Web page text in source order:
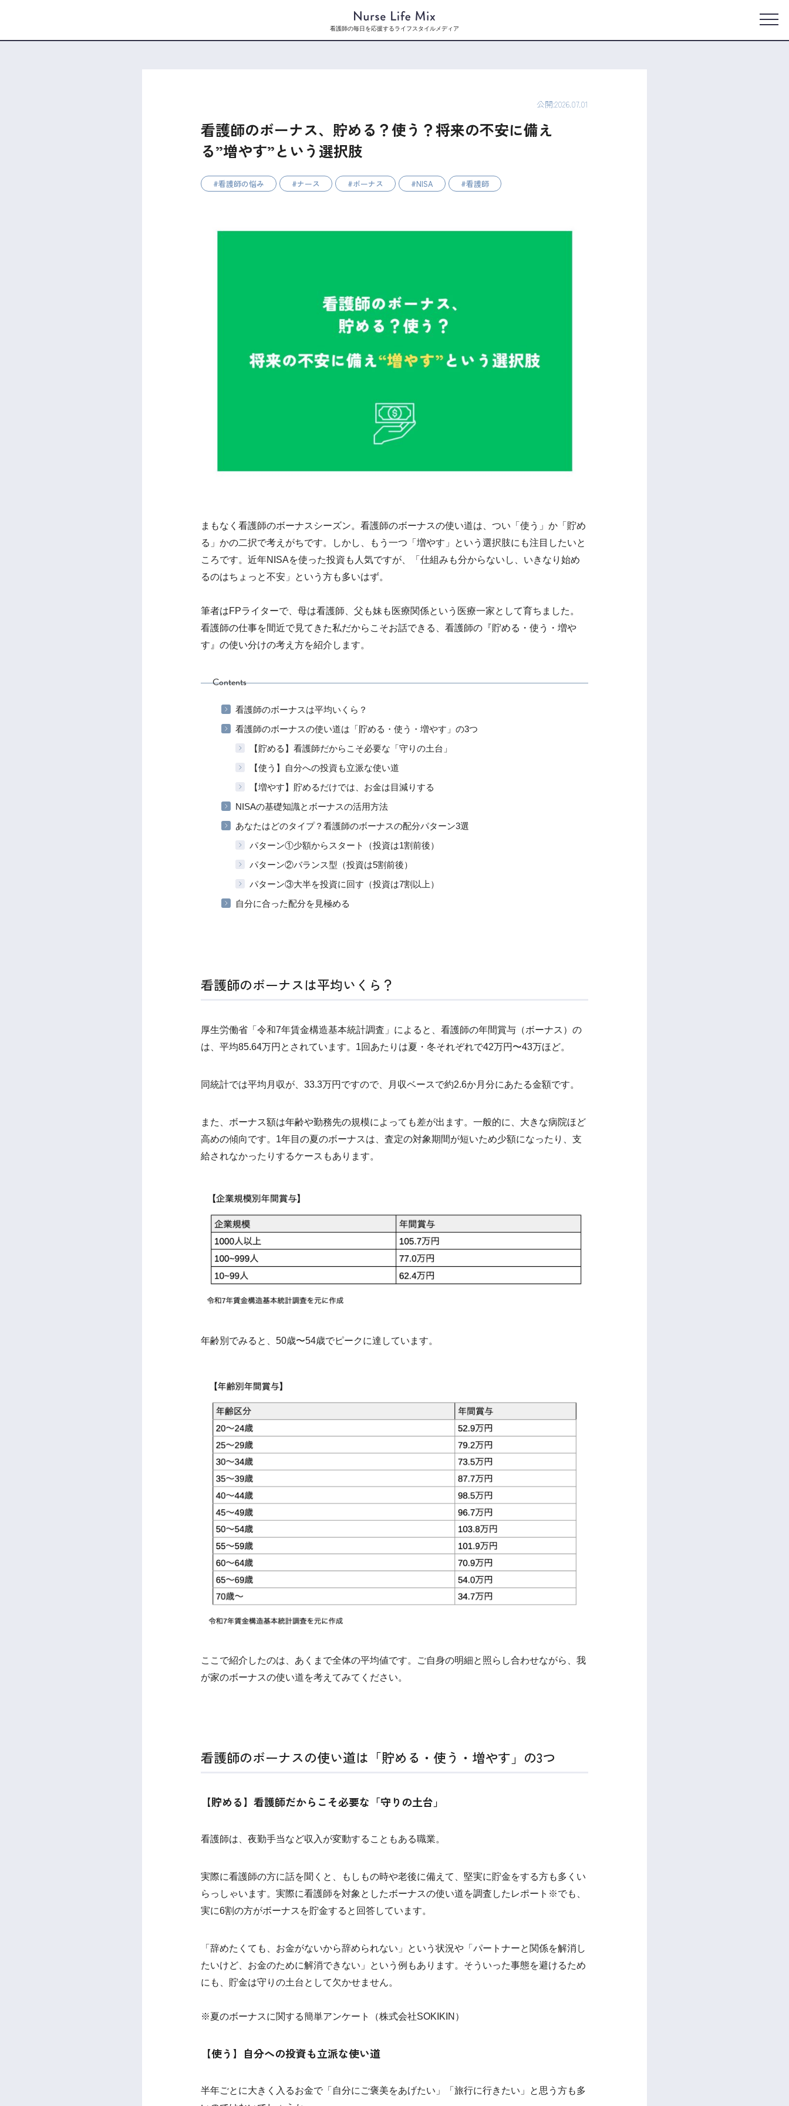
看護師の毎日を応援するライフスタイルメディア
看護師のボーナス、貯める？使う？将来の不安に備え
る”増やす”という選択肢
看護師の悩み ナース ボーナス NISA 看護師
公開:2026.07.01
まもなく看護師のボーナスシーズン。看護師のボーナスの使い道は、つい「使う」か「貯め
る」かの二択で考えがちです。しかし、もう一つ「増やす」という選択肢にも注目したいと
ころです。近年NISAを使った投資も人気ですが、「仕組みも分からないし、いきなり始め
るのはちょっと不安」という方も多いはず。
筆者はFPライターで、母は看護師、父も妹も医療関係という医療一家として育ちました。
看護師の仕事を間近で見てきた私だからこそお話できる、看護師の『貯める・使う・増や
す』の使い分けの考え方を紹介します。
Contents
看護師のボーナスは平均いくら？
看護師のボーナスの使い道は「貯める・使う・増やす」の3つ
【貯める】看護師だからこそ必要な「守りの土台」
【使う】自分への投資も立派な使い道
【増やす】貯めるだけでは、お金は目減りする
NISAの基礎知識とボーナスの活用方法
あなたはどのタイプ？看護師のボーナスの配分パターン3選
パターン①少額からスタート（投資は1割前後）
パターン②バランス型（投資は5割前後）
パターン③大半を投資に回す（投資は7割以上）
自分に合った配分を見極める
看護師のボーナスは平均いくら？
厚生労働省「令和7年賃金構造基本統計調査」によると、看護師の年間賞与（ボーナス）の
は、平均85.64万円とされています。1回あたりは夏・冬それぞれで42万円〜43万ほど。
同統計では平均月収が、33.3万円ですので、月収ベースで約2.6か月分にあたる金額です。
また、ボーナス額は年齢や勤務先の規模によっても差が出ます。一般的に、大きな病院ほど
高めの傾向です。1年目の夏のボーナスは、査定の対象期間が短いため少額になったり、支
給されなかったりするケースもあります。
年齢別でみると、50歳〜54歳でピークに達しています。
ここで紹介したのは、あくまで全体の平均値です。ご自身の明細と照らし合わせながら、我
が家のボーナスの使い道を考えてみてください。
看護師のボーナスの使い道は「貯める・使う・増やす」の3つ
【貯める】看護師だからこそ必要な「守りの土台」
看護師は、夜勤手当など収入が変動することもある職業。
実際に看護師の方に話を聞くと、もしもの時や老後に備えて、堅実に貯金をする方も多くい
らっしゃいます。実際に看護師を対象としたボーナスの使い道を調査したレポート※でも、
実に6割の方がボーナスを貯金すると回答しています。
「辞めたくても、お金がないから辞められない」という状況や「パートナーと関係を解消し
たいけど、お金のために解消できない」という例もあります。そういった事態を避けるため
にも、貯金は守りの土台として欠かせません。
※夏のボーナスに関する簡単アンケート（株式会社SOKIKIN）
【使う】自分への投資も立派な使い道
半年ごとに大きく入るお金で「自分にご褒美をあげたい」「旅行に行きたい」と思う方も多